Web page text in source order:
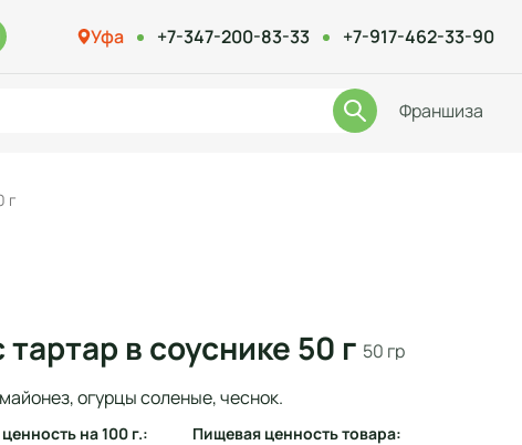
Уфа +7-347-200-83-33 +7-917-462-33-90
Франшиза
г
в соуснике 50 г 50 гр
огурцы соленые, чеснок.
на 100 г.:
Пищевая ценность товара: